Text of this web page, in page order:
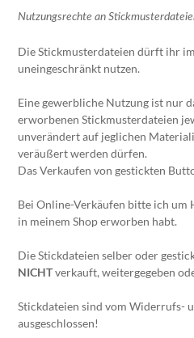
Nutzungsrechte an
Die Stickmusterdateien dürft ihr
uneingeschränkt nutzen.
Eine gewerbliche Nutzung ist nur
erworbenen Stickmusterdateien
unverändert auf jeglichen
veräußert werden dürfen.
Das Verkaufen von gestickten
Bei Online-Verkäufen bitte ich um
in meinem Shop erworben habt.
Die Stickdateien selber oder
NICHTverkauft, weitergegeben
Stickdateien sind vom Widerrufs-
ausgeschlossen!